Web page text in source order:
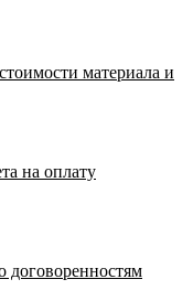
материала и
на оплату
договоренностям